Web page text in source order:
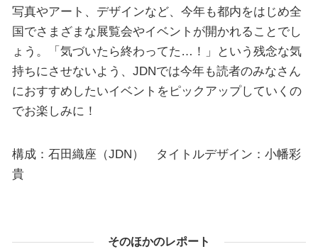
写真やアート、デザインなど、今年も都内をはじめ全
国でさまざまな展覧会やイベントが開かれることでし
ょう。「気づいたら終わってた…！」という残念な気
持ちにさせないよう、JDNでは今年も読者のみなさん
におすすめしたいイベントをピックアップしていくの
でお楽しみに！
構成：石田織座（JDN） タイトルデザイン：小幡彩
貴
そのほかのレポート